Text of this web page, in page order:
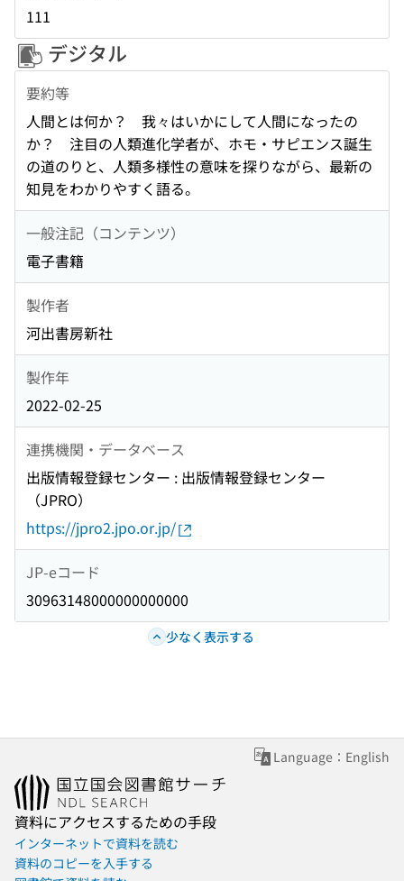
111
デジタル
要約等
人間とは何か？ 我々はいかにして人間になったの
か？ 注目の人類進化学者が、ホモ・サピエンス誕生
の道のりと、人類多様性の意味を探りながら、最新の
知見をわかりやすく語る。
一般注記（コンテンツ）
電子書籍
製作者
河出書房新社
製作年
2022-02-25
連携機関・データベース
出版情報登録センター : 出版情報登録センター
（JPRO）
https://jpro2.jpo.or.jp/
JP-eコード
30963148000000000000
少なく表示する
Language：English
資料にアクセスするための手段
インターネットで資料を読む
資料のコピーを入手する